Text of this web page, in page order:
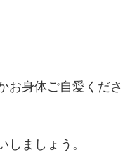
お身体ご自愛くださ
ましょう。